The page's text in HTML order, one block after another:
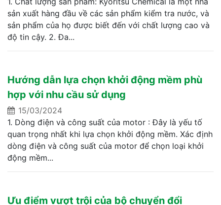
sản xuất hàng đầu về các sản phẩm kiểm tra nước, và
sản phẩm của họ được biết đến với chất lượng cao và
độ tin cậy. 2. Đa...
Hướng dẫn lựa chọn khởi động mềm phù
hợp với nhu cầu sử dụng
15/03/2024
1. Dòng điện và công suất của motor : Đây là yếu tố
quan trọng nhất khi lựa chọn khởi động mềm. Xác định
dòng điện và công suất của motor để chọn loại khởi
động mềm...
Ưu điểm vượt trội của bộ chuyển đổi